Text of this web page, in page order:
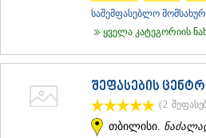
საშემფასებლო
ყველა კატეგორიის
შეფასების
(2
თბილისი.